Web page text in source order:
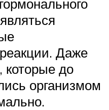
Даже
которые до
организмом